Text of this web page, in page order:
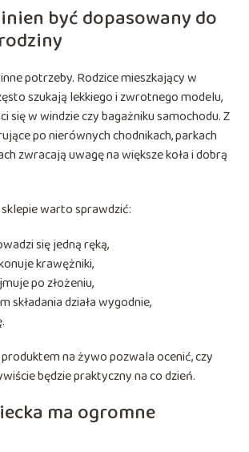
być dopasowany do
potrzeby. Rodzice mieszkający w
szukają lekkiego i zwrotnego modelu,
się w windzie czy bagażniku samochodu. Z
po nierównych chodnikach, parkach
zwracają uwagę na większe koła i dobrą
warto sprawdzić:
się jedną ręką,
krawężniki,
po złożeniu,
składania działa wygodnie,
na żywo pozwala ocenić, czy
będzie praktyczny na co dzień.
ma ogromne